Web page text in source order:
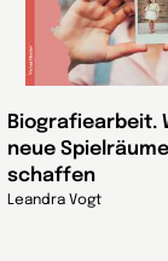
Biografiearbeit.
neue Spielräume
schaffen
Leandra Vogt